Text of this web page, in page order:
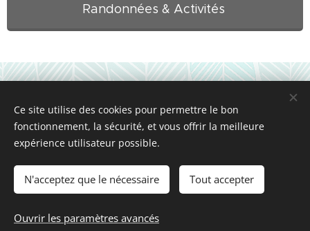
Randonnées & Activités
ANR Groupe Essonne•18 rue du Général Barrois•91700
(répondeur) •Mise à jour 4 août 2026 15h.
Droit à l'image : Lors de nos activités, des photos peuvent être diffusées
Cookies
Ce site utilise des cookies pour permettre le bon
fonctionnement, la sécurité, et vous offrir la meilleure
expérience utilisateur possible.
N'acceptez que le nécessaire Tout accepter
Ouvrir les paramètres avancés